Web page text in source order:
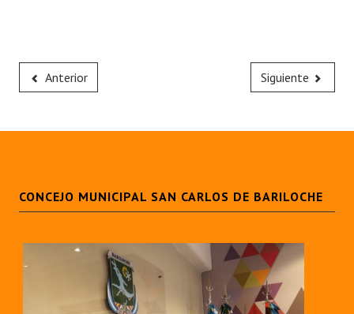
Anterior Siguiente
CONCEJO MUNICIPAL SAN CARLOS DE BARILOCHE